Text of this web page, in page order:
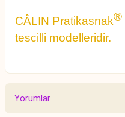
CÂLIN Pratikasnak®
tescilli modelleridir.
Yorumlar